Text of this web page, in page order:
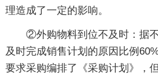
理造成了一定的影响。
②外购物料到位不及时：据
及时完成销售计划的原因比例
要求采购编排了《采购计划》，